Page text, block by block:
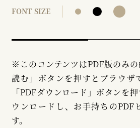
FONT SIZE
※このコンテンツはPDF版のみ
読む」ボタンを押すとブラウザ
「PDFダウンロード」ボタンを
ウンロードし、お手持ちのPDF
す。